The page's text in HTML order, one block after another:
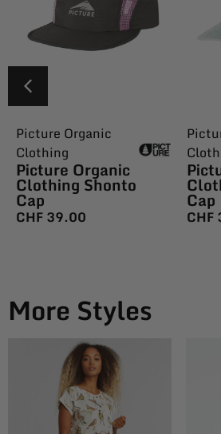
Picture Organic
Clothing
Picture Organic
Clothing Shonto
Cap
CHF39.00
Cap
CHF
More Styles